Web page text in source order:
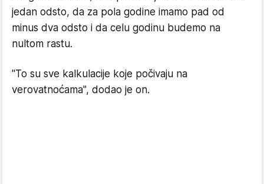
jedan odsto, da za pola godine imamo pad od
minus dva odsto i da celu godinu budemo na
nultom rastu.
"To su sve kalkulacije koje počivaju na
verovatnoćama", dodao je on.